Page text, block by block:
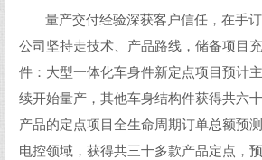
量产交付经验深获客户信任，在手
公司坚持走技术、产品路线，储备项目
件：大型一体化车身件新定点项目预计
续开始量产，其他车身结构件获得共六
产品的定点项目全生命周期订单总额预
电控领域，获得共三十多款产品定点，